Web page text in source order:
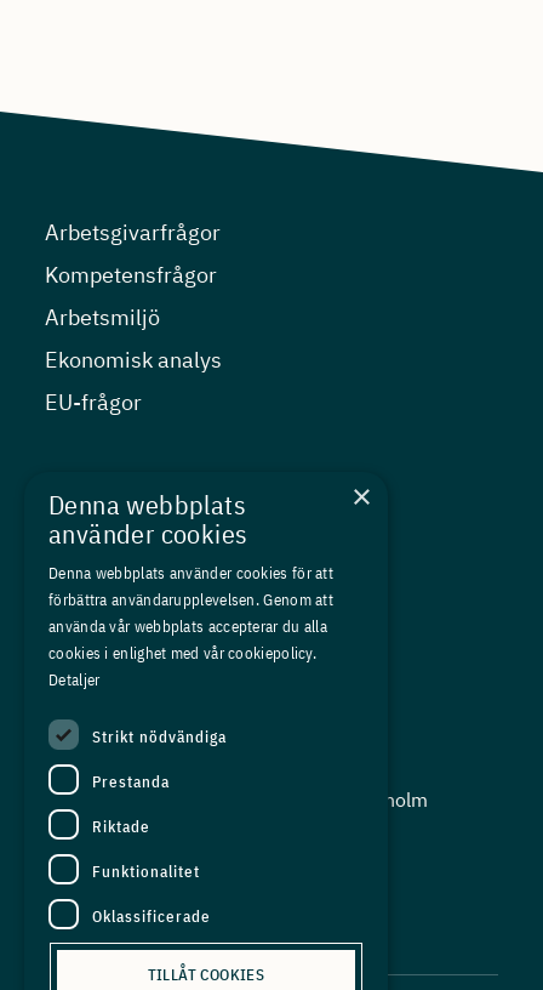
Arbetsgivarfrågor
Kompetensfrågor
Arbetsmiljö
Ekonomisk analys
EU-frågor
Kurser
Medlemskap
Om oss
Press
In English
Adress:
Storgatan 19, Box 5501, 114 85 Stockholm
Organisationsnummer:
556625 - 8389
E-post:
info@industriarbetsgivarna.se
×
Denna webbplats
använder cookies
Denna webbplats använder cookies för att
förbättra användarupplevelsen. Genom att
använda vår webbplats accepterar du alla
cookies i enlighet med vår cookiepolicy.
Detaljer
Strikt nödvändiga
Prestanda
Riktade
Funktionalitet
Oklassificerade
TILLÅT COOKIES